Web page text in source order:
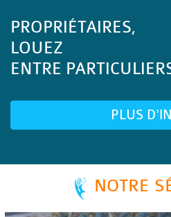
PROPRIÉTAIRES,
LOUEZ
ENTRE
PLUS
NOTRE